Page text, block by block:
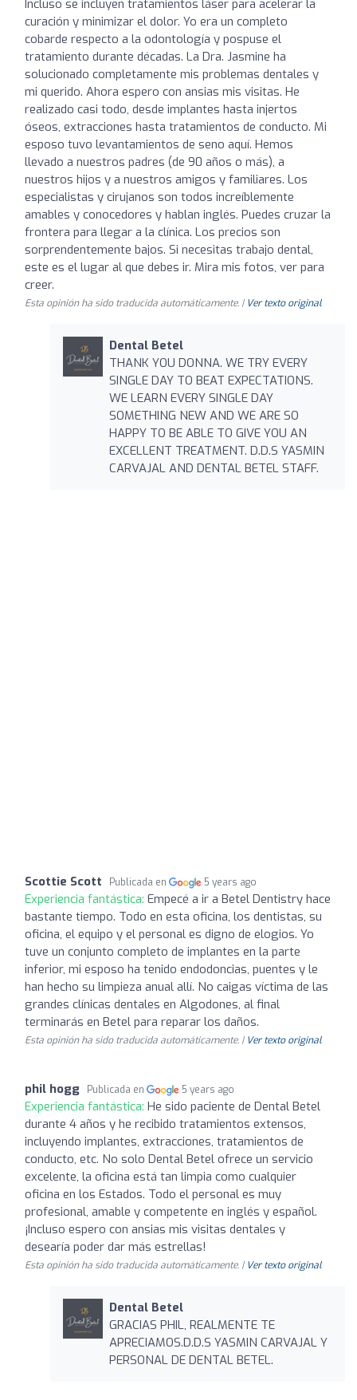
Incluso se incluyen tratamientos láser para acelerar la
curación y minimizar el dolor. Yo era un completo
cobarde respecto a la odontología y pospuse el
tratamiento durante décadas. La Dra. Jasmine ha
solucionado completamente mis problemas dentales y
mi querido. Ahora espero con ansias mis visitas. He
realizado casi todo, desde implantes hasta injertos
óseos, extracciones hasta tratamientos de conducto. Mi
esposo tuvo levantamientos de seno aquí. Hemos
llevado a nuestros padres (de 90 años o más), a
nuestros hijos y a nuestros amigos y familiares. Los
especialistas y cirujanos son todos increíblemente
amables y conocedores y hablan inglés. Puedes cruzar la
frontera para llegar a la clínica. Los precios son
sorprendentemente bajos. Si necesitas trabajo dental,
este es el lugar al que debes ir. Mira mis fotos, ver para
creer.
Esta opinión ha sido traducida automáticamente. | Ver texto original
Dental Betel
THANK YOU DONNA. WE TRY EVERY
SINGLE DAY TO BEAT EXPECTATIONS.
WE LEARN EVERY SINGLE DAY
SOMETHING NEW AND WE ARE SO
HAPPY TO BE ABLE TO GIVE YOU AN
EXCELLENT TREATMENT. D.D.S YASMIN
CARVAJAL AND DENTAL BETEL STAFF.
Scottie Scott Publicada en 5 years ago
Experiencia fantástica: Empecé a ir a Betel Dentistry hace
bastante tiempo. Todo en esta oficina, los dentistas, su
oficina, el equipo y el personal es digno de elogios. Yo
tuve un conjunto completo de implantes en la parte
inferior, mi esposo ha tenido endodoncias, puentes y le
han hecho su limpieza anual allí. No caigas víctima de las
grandes clínicas dentales en Algodones, al final
terminarás en Betel para reparar los daños.
Esta opinión ha sido traducida automáticamente. | Ver texto original
phil hogg Publicada en 5 years ago
Experiencia fantástica: He sido paciente de Dental Betel
durante 4 años y he recibido tratamientos extensos,
incluyendo implantes, extracciones, tratamientos de
conducto, etc. No solo Dental Betel ofrece un servicio
excelente, la oficina está tan limpia como cualquier
oficina en los Estados. Todo el personal es muy
profesional, amable y competente en inglés y español.
¡Incluso espero con ansias mis visitas dentales y
desearía poder dar más estrellas!
Esta opinión ha sido traducida automáticamente. | Ver texto original
Dental Betel
GRACIAS PHIL, REALMENTE TE
APRECIAMOS.D.D.S YASMIN CARVAJAL Y
PERSONAL DE DENTAL BETEL.